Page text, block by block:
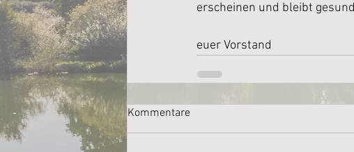
erscheinen und bleibt
euer Vorstand
Kommentare